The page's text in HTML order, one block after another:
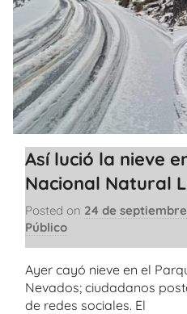
Así lució la nieve
Nacional Natural
Posted on 24 de
Público
Ayer cayó nieve en el
Nevados; ciudadanos
de redes sociales. El